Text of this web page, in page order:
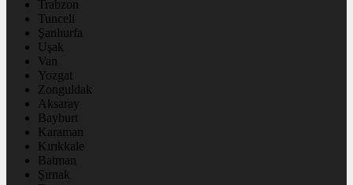
Trabzon
Tunceli
Şanlıurfa
Uşak
Van
Yozgat
Zonguldak
Aksaray
Bayburt
Karaman
Kırıkkale
Batman
Şırnak